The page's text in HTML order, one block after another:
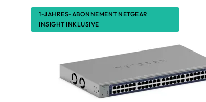
1-JAHRES-ABONNEMENT NETGEAR
INSIGHT INKLUSIVE